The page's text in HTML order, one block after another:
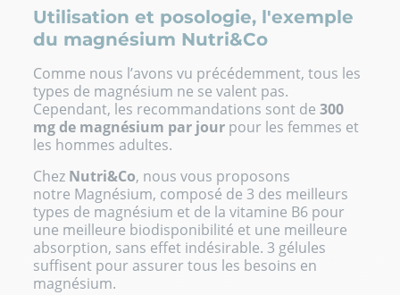
Utilisation et posologie, l'exemple
du magnésium Nutri&Co
Comme nous l’avons vu précédemment, tous les
types de magnésium ne se valent pas.
Cependant, les recommandations sont de300
mg de magnésium par jour pour les femmes et
les hommes adultes.
Chez Nutri&Co, nous vous proposons
notre Magnésium, composé de 3 des meilleurs
types de magnésium et de la vitamine B6 pour
une meilleure biodisponibilité et une meilleure
absorption, sans effet indésirable. 3 gélules
suffisent pour assurer tous les besoins en
magnésium.